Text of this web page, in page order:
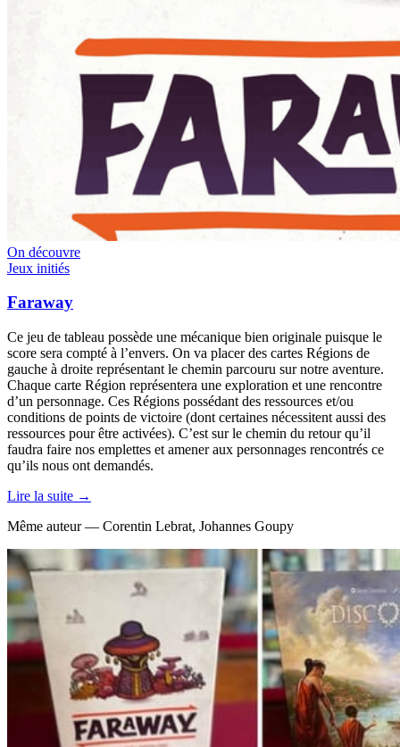
On découvre
Jeux initiés
Faraway
Ce jeu de tableau possède une mécanique bien originale puisque le
score sera compté à l’envers. On va placer des cartes Régions de
gauche à droite représentant le chemin parcouru sur notre aventure.
Chaque carte Région représentera une exploration et une rencontre
d’un personnage. Ces Régions possédant des ressources et/ou
conditions de points de victoire (dont certaines nécessitent aussi des
ressources pour être activées). C’est sur le chemin du retour qu’il
faudra faire nos emplettes et amener aux personnages rencontrés ce
qu’ils nous ont demandés.
Lire la suite →
Même auteur — Corentin Lebrat, Johannes Goupy